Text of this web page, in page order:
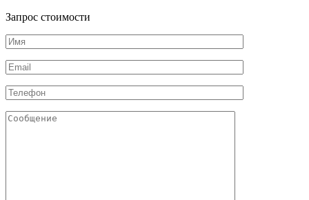
Запрос стоимости